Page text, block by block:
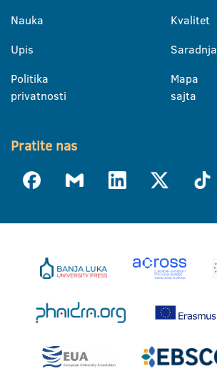
Nauka
Upis
Politika
privatnosti
Kvalitet
Saradnja
Mapa
sajta
Pratite nas